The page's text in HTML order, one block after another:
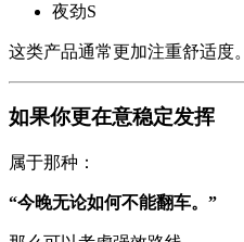
夜劲S
这类产品通常更加注重舒适度。
如果你更在意稳定发挥
属于那种：
“今晚无论如何不能翻车。”